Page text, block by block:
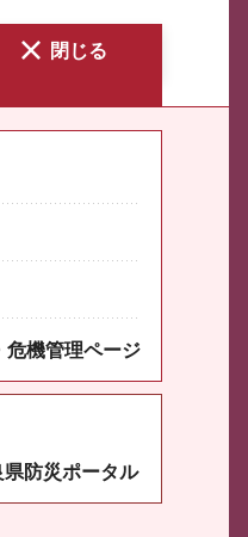
閉じる
危機管理ページ
県防災ポータル